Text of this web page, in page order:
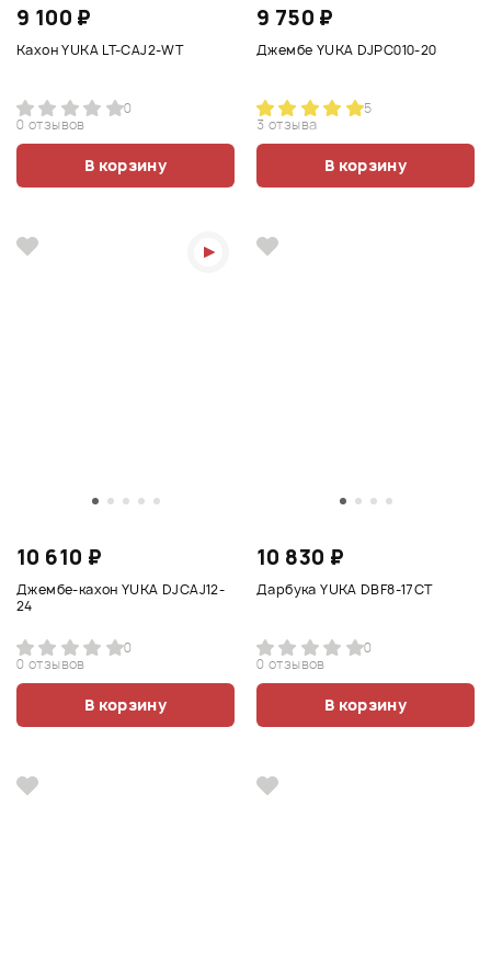
9 100 ₽
Кахон YUKA LT-CAJ2-WT
0
0 отзывов
В корзину
9 750 ₽
Джембе YUKA DJPC010-20
5
3 отзыва
В корзину
10 610 ₽
Джембе-кахон YUKA DJCAJ12-
24
0
0 отзывов
В корзину
10 830 ₽
Дарбука YUKA DBF8-17CT
0
0 отзывов
В корзину